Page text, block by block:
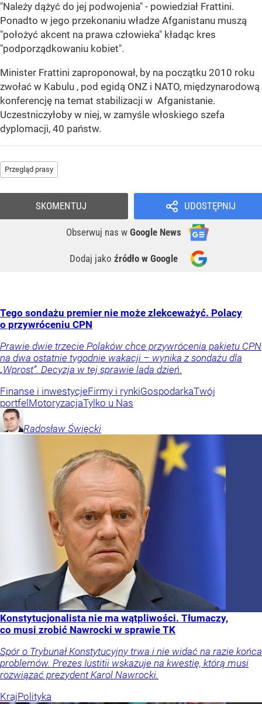
"Należy dążyć do jej podwojenia" - powiedział Frattini.
Ponadto w jego przekonaniu władze Afganistanu muszą
"położyć akcent na prawa człowieka" kładąc kres
"podporządkowaniu kobiet".
Minister Frattini zaproponował, by na początku 2010 roku
zwołać w Kabulu , pod egidą ONZ i NATO, międzynarodową
konferencję na temat stabilizacji w Afganistanie.
Uczestniczyłoby w niej, w zamyśle włoskiego szefa
dyplomacji, 40 państw.
Przegląd prasy
UDOSTĘPNIJ
Obserwuj nas w Google News
Dodaj jako źródło w Google
SKOMENTUJ
Tego sondażu premier nie może zlekceważyć. Polacy
o przywróceniu CPN
Prawie dwie trzecie Polaków chce przywrócenia pakietu CPN
na dwa ostatnie tygodnie wakacji – wynika z sondażu dla
„Wprost”. Decyzja w tej sprawie lada dzień.
Finanse i inwestycjeFirmy i rynkiGospodarkaTwój
portfel MotoryzacjaTylko u Nas
Radosław Święcki
Konstytucjonalista nie ma wątpliwości. Tłumaczy,
co musi zrobić Nawrocki w sprawie TK
Spór o Trybunał Konstytucyjny trwa i nie widać na razie końca
problemów. Prezes Iustitii wskazuje na kwestię, którą musi
rozwiązać prezydent Karol Nawrocki.
KrajPolityka